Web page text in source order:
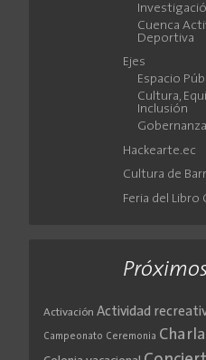
Cuenca
Deportiva
Ejes
Espacio
Cultura,
Inclusión
Hackearte.ec
Cultura de
Feria del Libro
Activación Actividad
Campeonato Ceremonia Charla